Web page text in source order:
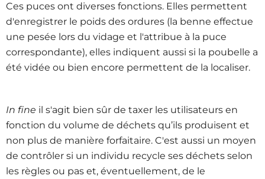
Ces puces ont diverses fonctions. Elles permettent
d'enregistrer le poids des ordures (la benne effectue
une pesée lors du vidage et l'attribue à la puce
correspondante), elles indiquent aussi si la poubelle a
été vidée ou bien encore permettent de la localiser.
In fine il s'agit bien sûr de taxer les utilisateurs en
fonction du volume de déchets qu’ils produisent et
non plus de manière forfaitaire. C'est aussi un moyen
de contrôler si un individu recycle ses déchets selon
les règles ou pas et, éventuellement, de le